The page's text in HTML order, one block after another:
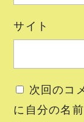
サイト
次回のコ
に自分の名